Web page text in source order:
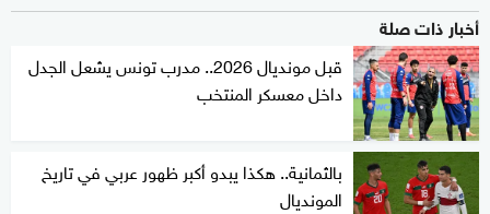
أخبار ذات صلة
قبل مونديال 2026.. مدرب تونس يشعل الجدل
داخل معسكر المنتخب
بالثمانية.. هكذا يبدو أكبر ظهور عربي في تاريخ
المونديال